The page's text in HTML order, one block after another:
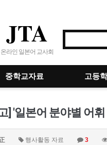
JTA
온라인 일본어 교사회
중학교자료 고등
] '일본어 분야별 어
행사활동 자료 3